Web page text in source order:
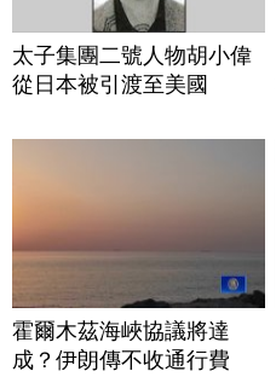
太子集團二號人物胡小偉
從日本被引渡至美國
霍爾木茲海峽協議將達
成？伊朗傳不收通行費